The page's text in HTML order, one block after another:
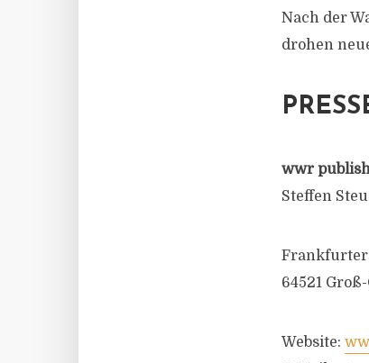
Nach der
drohen
wwr
Steffen
Frankfurter
64521
Website: